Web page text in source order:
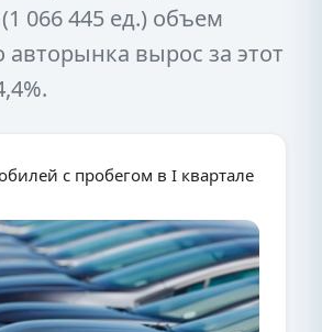
066 445 ед.) объем
авторынка вырос за этот
с пробегом в I квартале